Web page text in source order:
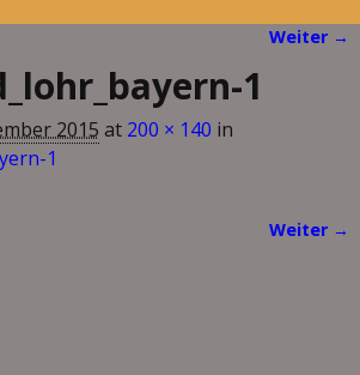
Weiter →
1
2015 at 200 × 140 in
1
Weiter →